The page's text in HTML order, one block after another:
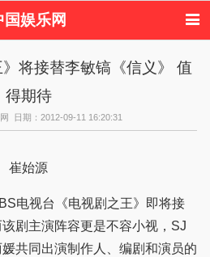
国娱乐网
韩国娱乐
欧美娱乐
影视新闻
星
欧美明星八卦
将接替李敏镐《信义》 值
得期待
日期：2012-09-11 16:20:31
崔始源
电视台《电视剧之王》即将接
剧主演阵容更是不容小视，SJ
共同出演制作人、编剧和演员的